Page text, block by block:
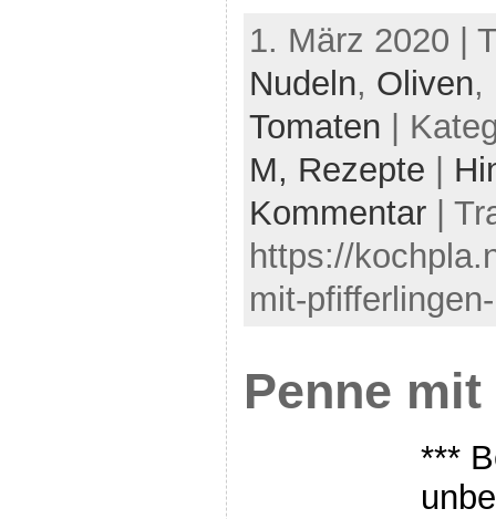
1. März 2020 |
Nudeln, Oliven,
Tomaten |
M, Rezepte
Kommentar|
https://
mit-
Penne mit
***